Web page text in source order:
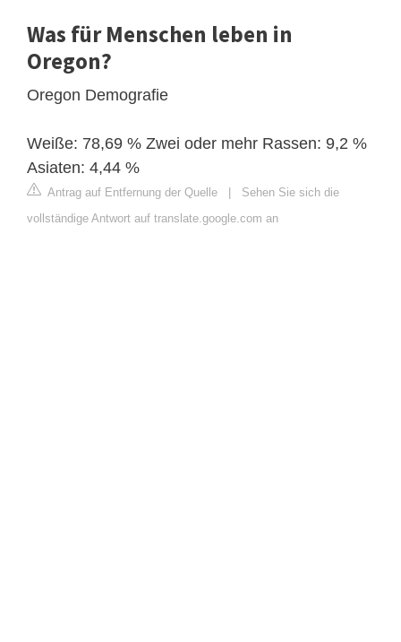
Was für Menschen leben in
Oregon?
Oregon Demografie
Weiße: 78,69 % Zwei oder mehr Rassen: 9,2 %
Asiaten: 4,44 %
Antrag auf Entfernung der Quelle | Sehen Sie sich die
vollständige Antwort auf translate.google.com an